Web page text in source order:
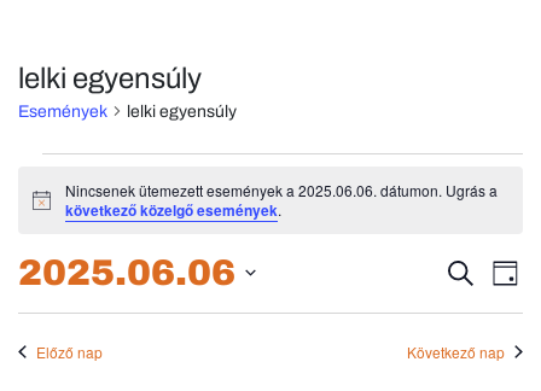
lelki egyensúly
Események lelki egyensúly
Események
for
2025.06.06.
Notice
Nincsenek ütemezett események a 2025.06.06. dátumon. Ugrás a
következő közelgő események.
és
Keresett
kifejezés
Nap
2025.06.06
Előző nap
Következő nap